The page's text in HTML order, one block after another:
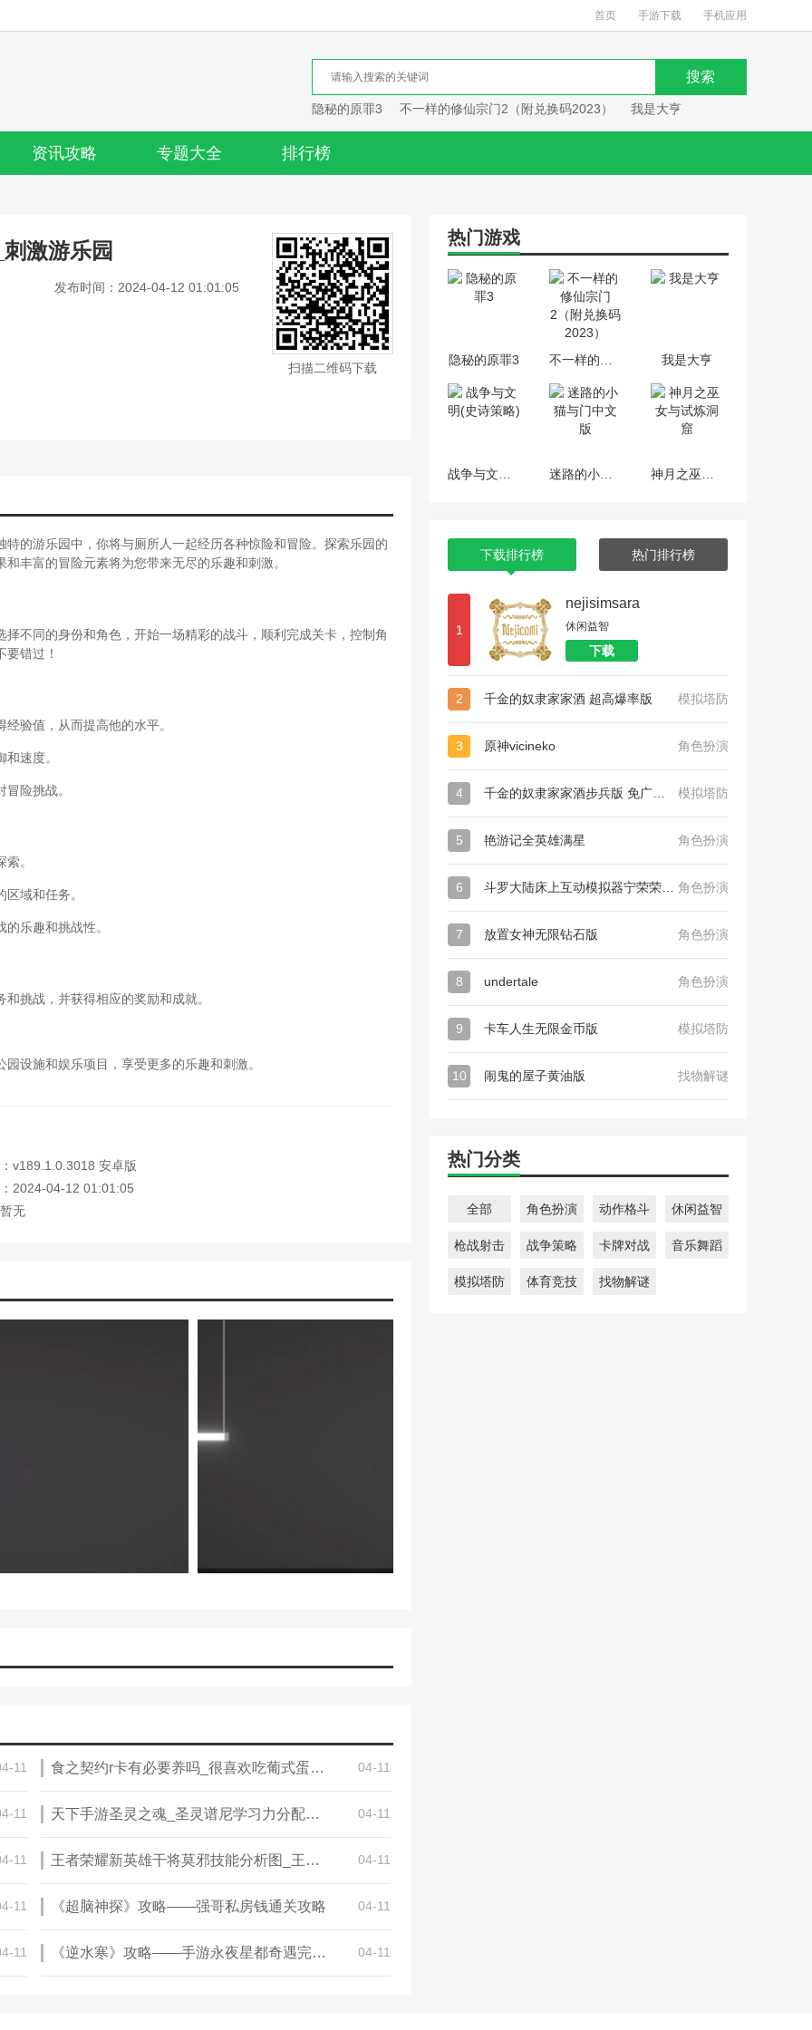
首页 手游下载 手机应用
隐秘的原罪3 不一样的修仙宗门2（附兑换码2023） 我是大亨
资讯攻略 专题大全 排行榜
激游乐园
发布时间：2024-04-12 01:01:05
扫描二维码下载
的游乐园中，你将与厕所人一起经历各种惊险和冒险。探索乐园的
丰富的冒险元素将为您带来无尽的乐趣和刺激。
不同的身份和角色，开始一场精彩的战斗，顺利完成关卡，控制角
错过！
验值，从而提高他的水平。
速度。
险挑战。
。
域和任务。
乐趣和挑战性。
挑战，并获得相应的奖励和成就。
设施和娱乐项目，享受更多的乐趣和刺激。
v189.1.0.3018 安卓版
2024-04-12 01:01:05
无
11 食之契约r卡有必要养吗_很喜欢吃葡式蛋挞，想讨论一下食之契约葡式 04-11
11 天下手游圣灵之魂_圣灵谱尼学习力分配方法 04-11
11 王者荣耀新英雄干将莫邪技能分析图_王者荣耀干将莫邪大招肿么用 大招使用技巧 04-11
11 《超脑神探》攻略——强哥私房钱通关攻略 04-11
11 《逆水寒》攻略——手游永夜星都奇遇完成攻略 04-11
热门游戏
隐秘的原罪3 我是大亨
下载排行榜 热门排行榜
1
nejisimsara
休闲益智
下载
2 千金的奴隶家家酒 超高爆率版 模拟塔防
3 原神vicineko 角色扮演
4 模拟塔防
5 艳游记全英雄满星 角色扮演
6 角色扮演
7 放置女神无限钻石版 角色扮演
8 undertale 角色扮演
9 卡车人生无限金币版 模拟塔防
10 闹鬼的屋子黄油版 找物解谜
热门分类
全部 角色扮演 动作格斗 休闲益智
枪战射击 战争策略 卡牌对战 音乐舞蹈
模拟塔防 体育竞技 找物解谜